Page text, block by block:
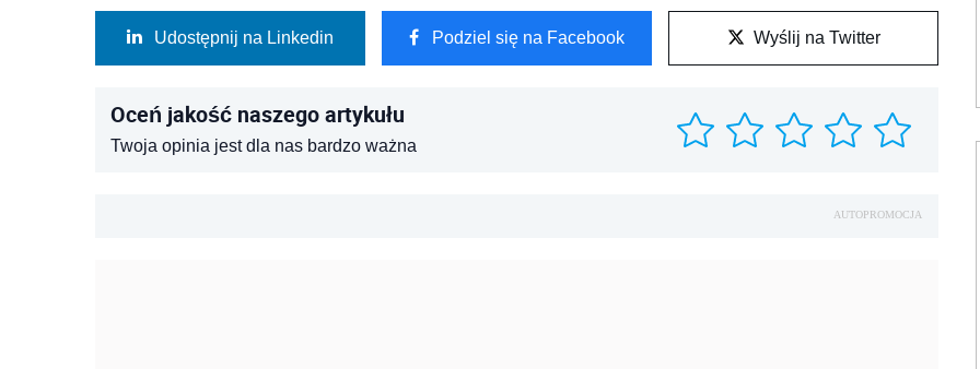
Udostępnij na Linkedin Podziel się na Facebook Wyślij na Twitter
Oceń jakość naszego artykułu
Twoja opinia jest dla nas bardzo ważna
AUTOPROMOCJA